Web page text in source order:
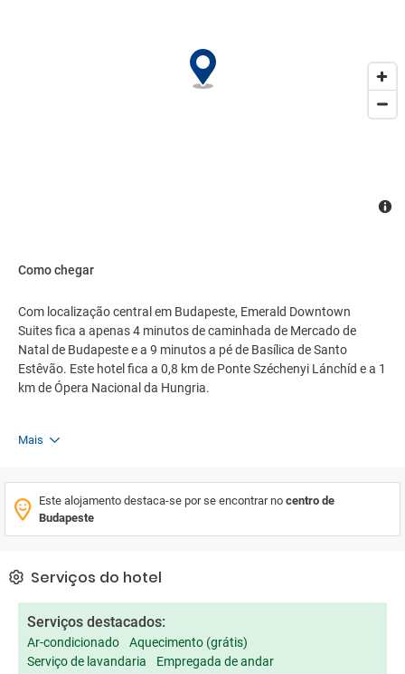
Como chegar
Com localização central em Budapeste, Emerald Downtown
Suites fica a apenas 4 minutos de caminhada de Mercado de
Natal de Budapeste e a 9 minutos a pé de Basílica de Santo
Estêvão. Este hotel fica a 0,8 km de Ponte Széchenyi Lánchíd e a 1
km de Ópera Nacional da Hungria.
Mais
Este alojamento destaca-se por se encontrar no centro de
Budapeste
Serviços do hotel
Serviços destacados:
Ar-condicionado
Aquecimento (grátis)
Serviço de lavandaria
Empregada de andar